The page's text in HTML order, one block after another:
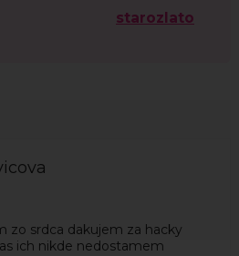
starozlato
zo srdca dakujem za hacky
ich nikde nedostamem